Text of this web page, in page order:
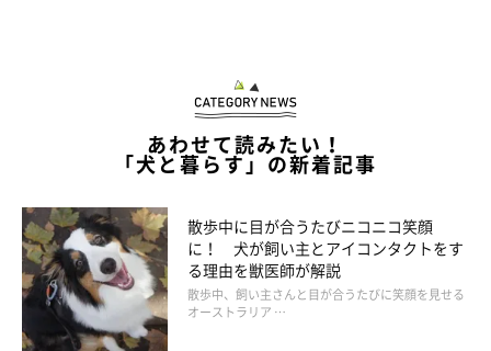
あわせて読みたい！
「犬と暮らす」の新着記事
散歩中に目が合うたびニコニコ笑顔
に！ 犬が飼い主とアイコンタクトをす
る理由を獣医師が解説
散歩中、飼い主さんと目が合うたびに笑顔を見せる
オーストラリア …